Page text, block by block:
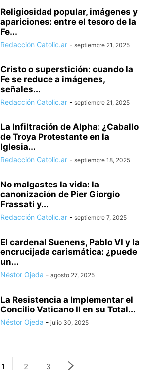
Religiosidad popular, imágenes y
apariciones: entre el tesoro de la
Fe...
Redacción Catolic.ar - septiembre 21, 2025
Cristo o superstición: cuando la
Fe se reduce a imágenes,
señales...
Redacción Catolic.ar - septiembre 21, 2025
La Infiltración de Alpha: ¿Caballo
de Troya Protestante en la
Iglesia...
Redacción Catolic.ar - septiembre 18, 2025
No malgastes la vida: la
canonización de Pier Giorgio
Frassati y...
Redacción Catolic.ar - septiembre 7, 2025
El cardenal Suenens, Pablo VI y la
encrucijada carismática: ¿puede
un...
Néstor Ojeda - agosto 27, 2025
La Resistencia a Implementar el
Concilio Vaticano II en su Total...
Néstor Ojeda - julio 30, 2025
1 2 3